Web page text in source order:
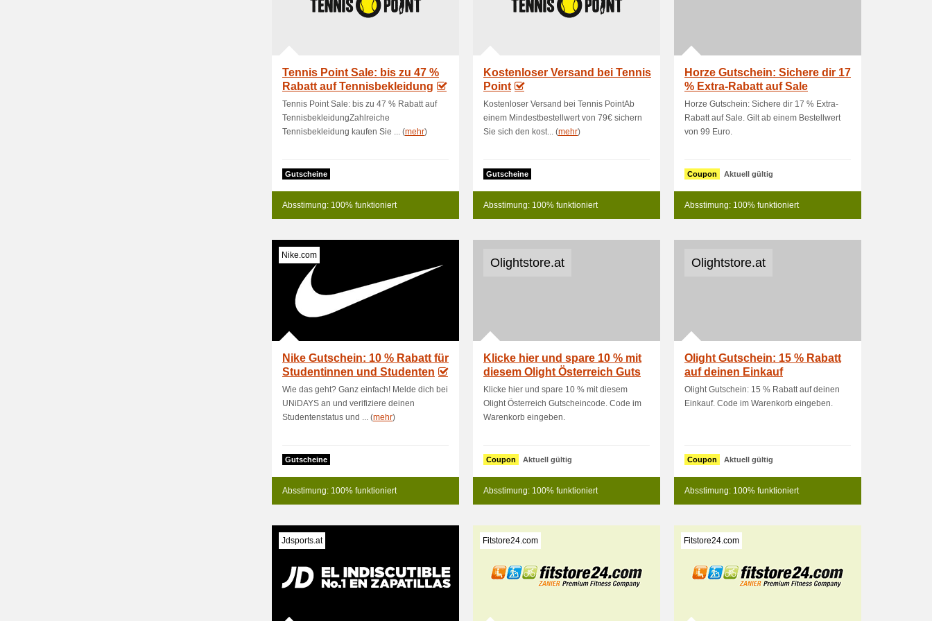
Tennis Point Sale: bis zu 47 %
Rabatt auf Tennisbekleidung
Tennis Point Sale: bis zu 47 % Rabatt auf
TennisbekleidungZahlreiche
Tennisbekleidung kaufen Sie ... (mehr)
Gutscheine
Absstimung: 100% funktioniert
Kostenloser Versand bei Tennis
Point
Kostenloser Versand bei Tennis PointAb
einem Mindestbestellwert von 79€ sichern
Sie sich den kost... (mehr)
Gutscheine
Absstimung: 100% funktioniert
Horze Gutschein: Sichere dir 17
% Extra-Rabatt auf Sale
Horze Gutschein: Sichere dir 17 % Extra-
Rabatt auf Sale. Gilt ab einem Bestellwert
von 99 Euro.
Coupon Aktuell gültig
Absstimung: 100% funktioniert
Nike.com
Nike Gutschein: 10 % Rabatt für
Studentinnen und Studenten
Wie das geht? Ganz einfach! Melde dich bei
UNiDAYS an und verifiziere deinen
Studentenstatus und ... (mehr)
Gutscheine
Absstimung: 100% funktioniert
Olightstore.at
Klicke hier und spare 10 % mit
diesem Olight Österreich Guts
Klicke hier und spare 10 % mit diesem
Olight Österreich Gutscheincode. Code im
Warenkorb eingeben.
Coupon Aktuell gültig
Absstimung: 100% funktioniert
Olightstore.at
Olight Gutschein: 15 % Rabatt
auf deinen Einkauf
Olight Gutschein: 15 % Rabatt auf deinen
Einkauf. Code im Warenkorb eingeben.
Coupon Aktuell gültig
Absstimung: 100% funktioniert
Jdsports.at Fitstore24.com Fitstore24.com